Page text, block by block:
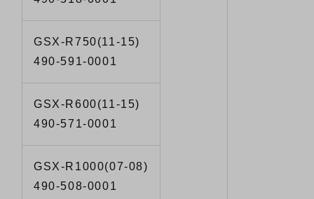
GSX-R750(11-15)
490-591-0001
GSX-R600(11-15)
490-571-0001
GSX-R1000(07-08)
490-508-0001